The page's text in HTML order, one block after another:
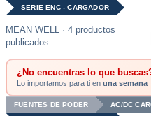
SERIE ENC - CARGADOR
MEAN WELL · 4 productos
publicados
¿No encuentras lo que
Lo importamos para ti en una semana
FUENTES DE PODER AC/DC